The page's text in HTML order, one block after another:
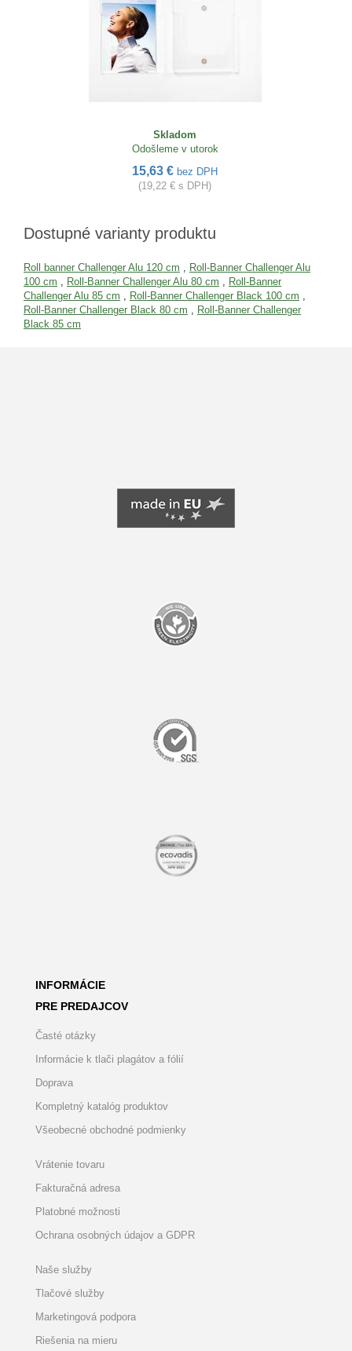
Skladom
Odošleme v utorok
15,63 € bez DPH
(19,22 € s DPH)
Dostupné varianty produktu
Roll banner Challenger Alu 120 cm , Roll-Banner Challenger Alu
100 cm , Roll-Banner Challenger Alu 80 cm , Roll-Banner
Challenger Alu 85 cm , Roll-Banner Challenger Black 100 cm ,
Roll-Banner Challenger Black 80 cm , Roll-Banner Challenger
Black 85 cm
INFORMÁCIE
PRE PREDAJCOV
Časté otázky
Informácie k tlači plagátov a fólií
Doprava
Kompletný katalóg produktov
Všeobecné obchodné podmienky
Vrátenie tovaru
Fakturačná adresa
Platobné možnosti
Ochrana osobných údajov a GDPR
Naše služby
Tlačové služby
Marketingová podpora
Riešenia na mieru